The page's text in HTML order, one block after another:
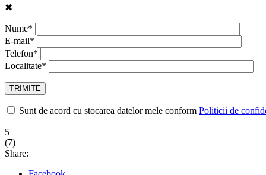
✖
Nume*
E-mail*
Telefon*
Localitate*
Sunt de acord cu stocarea datelor mele conform Politicii de
5
(7)
Share: